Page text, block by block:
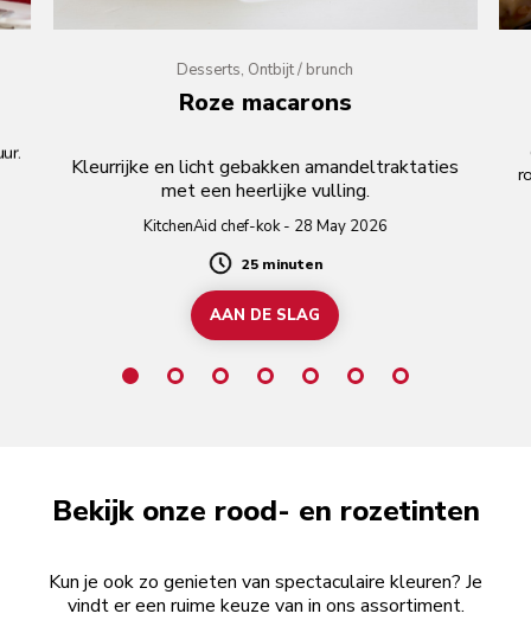
Desserts, Ontbijt / brunch
Roze macarons
Kleurrijke en licht gebakken amandeltraktaties
met een heerlijke vulling.
KitchenAid chef-kok - 28 May 2026
Duration
25 minuten
AAN DE SLAG
Bekijk onze rood- en rozetinten
Kun je ook zo genieten van spectaculaire kleuren? Je
vindt er een ruime keuze van in ons assortiment.